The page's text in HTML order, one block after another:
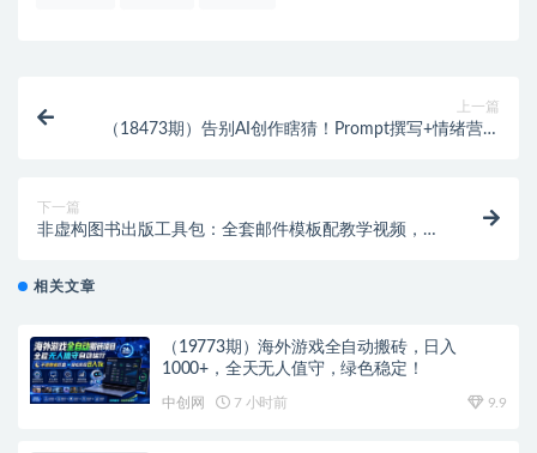
上一篇
（18473期）告别AI创作瞎猜！Prompt撰写+情绪营造
下一篇
非虚构图书出版工具包：全套邮件模板配教学视频，出
相关文章
（19773期）海外游戏全自动搬砖，日入
1000+，全天无人值守，绿色稳定！
中创网 7 小时前 9.9